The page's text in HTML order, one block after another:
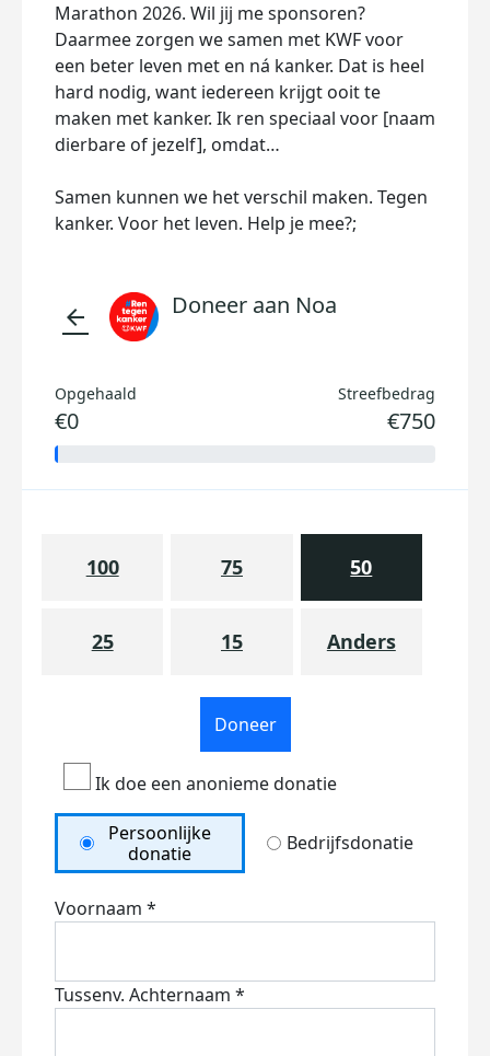
Marathon 2026. Wil jij me sponsoren?
Daarmee zorgen we samen met KWF voor
een beter leven met en ná kanker. Dat is heel
hard nodig, want iedereen krijgt ooit te
maken met kanker. Ik ren speciaal voor [naam
dierbare of jezelf], omdat…
Samen kunnen we het verschil maken. Tegen
kanker. Voor het leven. Help je mee?;
arrow_back Doneer aan Noa
Opgehaald
€0
Streefbedrag
€750
100 75 50
25 15 Anders
Doneer
Ik doe een anonieme donatie
Persoonlijke
donatie
Bedrijfsdonatie
Voornaam *
Tussenv. Achternaam *